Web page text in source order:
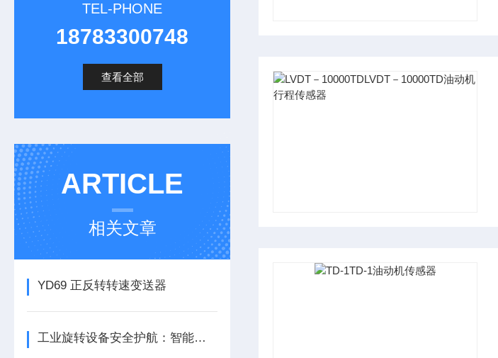
TEL-PHONE
18783300748
查看全部
ARTICLE
相关文章
YD69 正反转转速变送器
工业旋转设备安全护航：智能转速监测仪技术现状与应用优化研究